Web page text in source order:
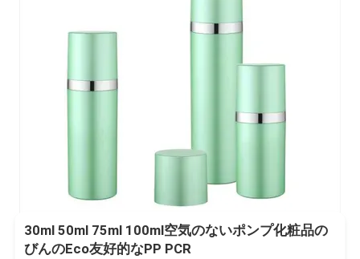
30ml 50ml 75ml 100ml空気のないポンプ化粧品の
びんのEco友好的なPP PCR